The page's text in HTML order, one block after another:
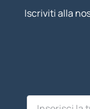
Iscriviti alla